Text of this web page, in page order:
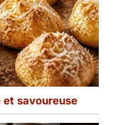
savoureuse